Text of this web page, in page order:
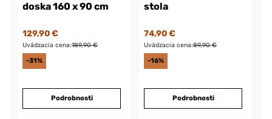
doska 160 x 90 cm
129,90 €
Uvádzacia cena:189,90 €
-31%
Podrobnosti
stola
74,90 €
Uvádzacia cena:89,90 €
-16%
Podrobnosti